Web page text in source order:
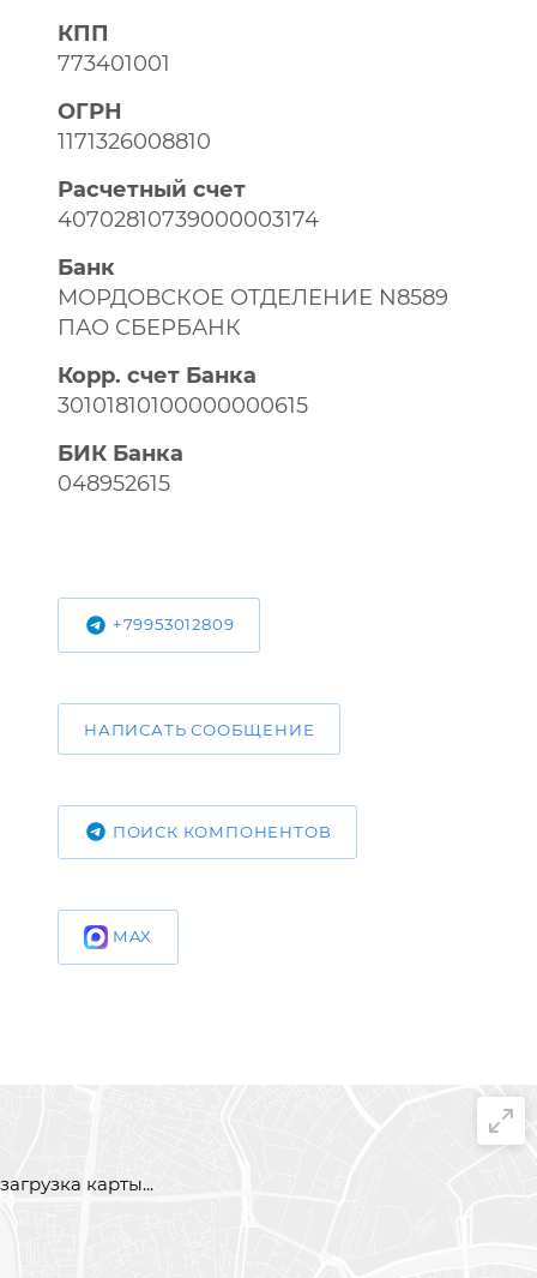
КПП
773401001
ОГРН
1171326008810
Расчетный счет
40702810739000003174
Банк
МОРДОВСКОЕ ОТДЕЛЕНИЕ N8589
ПАО СБЕРБАНК
Корр. счет Банка
30101810100000000615
БИК Банка
048952615
+79953012809
НАПИСАТЬ СООБЩЕНИЕ
ПОИСК КОМПОНЕНТОВ
MAX
загрузка карты...